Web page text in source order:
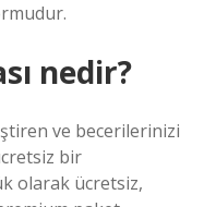
nedir?
ve becerilerinizi
bir
olarak ücretsiz,